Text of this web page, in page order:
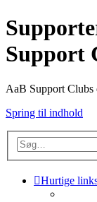
Support
AaB Support Clubs
Spring til indhold
Hurtige